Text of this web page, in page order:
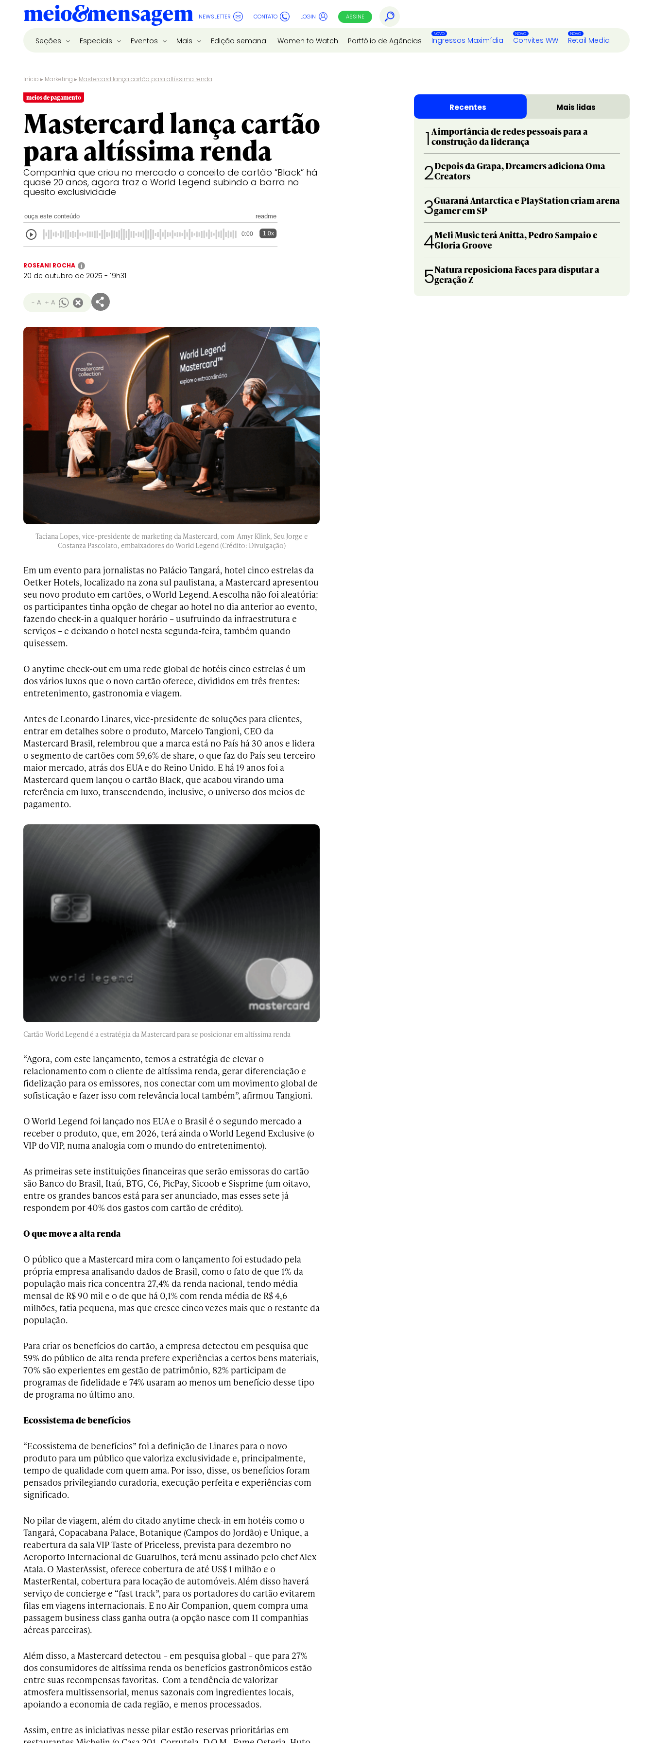
NEWSLETTER CONTATO LOGIN ASSINE
Seções Especiais Eventos Mais Edição semanal Women to Watch Portfólio de Agências Ingressos Maximídia Convites WW Retail Media
Início ▸ Marketing ▸ Mastercard lança cartão para altíssima renda
meios de pagamento
Mastercard lança cartão
para altíssima renda
Companhia que criou no mercado o conceito de cartão “Black” há
quase 20 anos, agora traz o World Legend subindo a barra no
quesito exclusividade
ouça este conteúdo readme
0:00 1.0x
ROSEANI ROCHA i
20 de outubro de 2025 - 19h31
- A + A
Taciana Lopes, vice-presidente de marketing da Mastercard, com Amyr Klink, Seu Jorge e
Costanza Pascolato, embaixadores do World Legend (Crédito: Divulgação)
Em um evento para jornalistas no Palácio Tangará, hotel cinco estrelas da
Oetker Hotels, localizado na zona sul paulistana, a Mastercard apresentou
seu novo produto em cartões, o World Legend. A escolha não foi aleatória:
os participantes tinha opção de chegar ao hotel no dia anterior ao evento,
fazendo check-in a qualquer horário – usufruindo da infraestrutura e
serviços – e deixando o hotel nesta segunda-feira, também quando
quisessem.
O anytime check-out em uma rede global de hotéis cinco estrelas é um
dos vários luxos que o novo cartão oferece, divididos em três frentes:
entretenimento, gastronomia e viagem.
Antes de Leonardo Linares, vice-presidente de soluções para clientes,
entrar em detalhes sobre o produto, Marcelo Tangioni, CEO da
Mastercard Brasil, relembrou que a marca está no País há 30 anos e lidera
o segmento de cartões com 59,6% de share, o que faz do País seu terceiro
maior mercado, atrás dos EUA e do Reino Unido. E há 19 anos foi a
Mastercard quem lançou o cartão Black, que acabou virando uma
referência em luxo, transcendendo, inclusive, o universo dos meios de
pagamento.
Cartão World Legend é a estratégia da Mastercard para se posicionar em altíssima renda
“Agora, com este lançamento, temos a estratégia de elevar o
relacionamento com o cliente de altíssima renda, gerar diferenciação e
fidelização para os emissores, nos conectar com um movimento global de
sofisticação e fazer isso com relevância local também”, afirmou Tangioni.
O World Legend foi lançado nos EUA e o Brasil é o segundo mercado a
receber o produto, que, em 2026, terá ainda o World Legend Exclusive (o
VIP do VIP, numa analogia com o mundo do entretenimento).
As primeiras sete instituições financeiras que serão emissoras do cartão
são Banco do Brasil, Itaú, BTG, C6, PicPay, Sicoob e Sisprime (um oitavo,
entre os grandes bancos está para ser anunciado, mas esses sete já
respondem por 40% dos gastos com cartão de crédito).
O que move a alta renda
O público que a Mastercard mira com o lançamento foi estudado pela
própria empresa analisando dados de Brasil, como o fato de que 1% da
população mais rica concentra 27,4% da renda nacional, tendo média
mensal de R$ 90 mil e o de que há 0,1% com renda média de R$ 4,6
milhões, fatia pequena, mas que cresce cinco vezes mais que o restante da
população.
Para criar os benefícios do cartão, a empresa detectou em pesquisa que
59% do público de alta renda prefere experiências a certos bens materiais,
70% são experientes em gestão de patrimônio, 82% participam de
programas de fidelidade e 74% usaram ao menos um benefício desse tipo
de programa no último ano.
Ecossistema de benefícios
“Ecossistema de benefícios” foi a definição de Linares para o novo
produto para um público que valoriza exclusividade e, principalmente,
tempo de qualidade com quem ama. Por isso, disse, os benefícios foram
pensados privilegiando curadoria, execução perfeita e experiências com
significado.
No pilar de viagem, além do citado anytime check-in em hotéis como o
Tangará, Copacabana Palace, Botanique (Campos do Jordão) e Unique, a
reabertura da sala VIP Taste of Priceless, prevista para dezembro no
Aeroporto Internacional de Guarulhos, terá menu assinado pelo chef Alex
Atala. O MasterAssist, oferece cobertura de até US$ 1 milhão e o
MasterRental, cobertura para locação de automóveis. Além disso haverá
serviço de concierge e “fast track”, para os portadores do cartão evitarem
filas em viagens internacionais. E no Air Companion, quem compra uma
passagem business class ganha outra (a opção nasce com 11 companhias
aéreas parceiras).
Além disso, a Mastercard detectou – em pesquisa global – que para 27%
dos consumidores de altíssima renda os benefícios gastronômicos estão
entre suas recompensas favoritas. Com a tendência de valorizar
atmosfera multissensorial, menus sazonais com ingredientes locais,
apoiando a economia de cada região, e menos processados.
Assim, entre as iniciativas nesse pilar estão reservas prioritárias em
Recentes Mais lidas
1 A importância de redes pessoais para a
construção da liderança
2Depois da Grapa, Dreamers adiciona Oma
Creators
3Guaraná Antarctica e PlayStation criam arena
gamer em SP
4Meli Music terá Anitta, Pedro Sampaio e
Gloria Groove
5Natura reposiciona Faces para disputar a
geração Z